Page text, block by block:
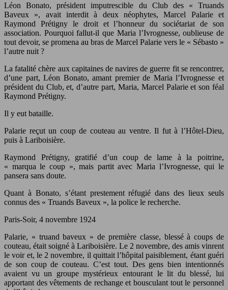
Léon Bonato, président imputrescible du Club des « Truands
Baveux », avait interdit à deux néophytes, Marcel Palarie et
Raymond Prétigny le droit et l’honneur du sociétariat de son
association. Pourquoi fallut-il que Maria l’Ivrognesse, oublieuse de
tout devoir, se promena au bras de Marcel Palarie vers le « Sébasto »
l’autre nuit ?
La fatalité chère aux capitaines de navires de guerre fit se rencontrer,
d’une part, Léon Bonato, amant premier de Maria l’Ivrognesse et
président du Club, et, d’autre part, Maria, Marcel Palarie et son féal
Raymond Prétigny.
Il y eut bataille.
Palarie reçut un coup de couteau au ventre. Il fut à l’Hôtel-Dieu,
puis à Lariboisière.
Raymond Prétigny, gratifié d’un coup de lame à la poitrine,
« marqua le coup », mais partit avec Maria l’Ivrognesse, qui le
pansera sans doute.
Quant à Bonato, s’étant prestement réfugié dans des lieux seuls
connus des « Truands Baveux », la police le recherche.
Paris-Soir, 4 novembre 1924
Palarie, « truand baveux » de première classe, blessé à coups de
couteau, était soigné à Lariboisière. Le 2 novembre, des amis vinrent
le voir et, le 2 novembre, il quittait l’hôpital paisiblement, étant guéri
de son coup de couteau. C’est tout. Des gens bien intentionnés
avaient vu un groupe mystérieux entourant le lit du blessé, lui
apportant des vêtements de rechange et bousculant tout le personnel